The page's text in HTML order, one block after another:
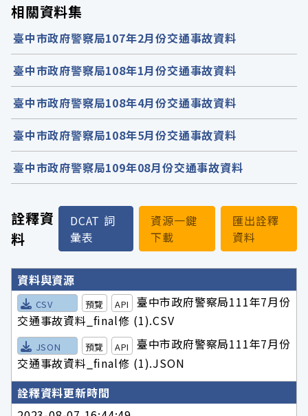
詮釋資
料
DCAT 詞
彙表
資源一鍵
下載
匯出詮釋
資料
詮釋資料詳細內容
資料與資源
CSV 預覽 API
臺中市政府警察局111年7月份
交通事故資料_final修 (1).CSV
JSON 預覽 API
臺中市政府警察局111年7月份
交通事故資料_final修 (1).JSON
詮釋資料更新時間
相關資料集
臺中市政府警察局107年2月份交通事故資料
臺中市政府警察局108年1月份交通事故資料
臺中市政府警察局108年4月份交通事故資料
臺中市政府警察局108年5月份交通事故資料
臺中市政府警察局109年08月份交通事故資料